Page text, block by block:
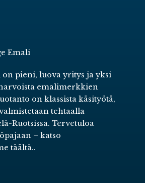
Emali
pieni, luova yritys ja yksi
emalimerkkien
on klassista käsityötä,
tehtaalla
Ruotsissa. Tervetuloa
– katso
täältä..